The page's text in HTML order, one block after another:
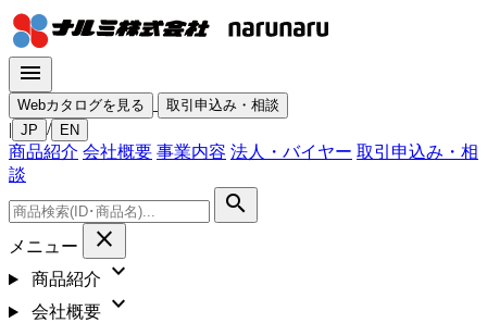
menu
Webカタログを見る 取引申込み・相談
| JP / EN
商品紹介 会社概要 事業内容 法人・バイヤー 取引申込み・相
談
search
メニュー close
商品紹介 expand_more
会社概要 expand_more